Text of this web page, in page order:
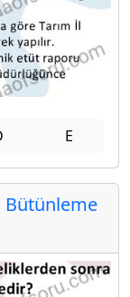
E
Bütünleme